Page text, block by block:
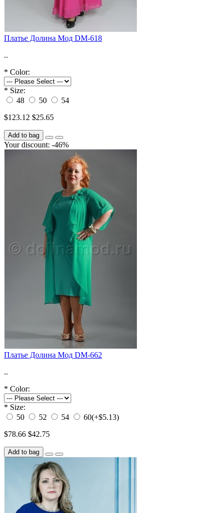
Платье Долина Мод DM-618
..
* Color:
* Size:
48
50
54
$123.12 $25.65
Add to bag
Your discount: -46%
Платье Долина Мод DM-662
..
* Color:
* Size:
50
52 54 60(+$5.13)
$78.66 $42.75
Add to bag